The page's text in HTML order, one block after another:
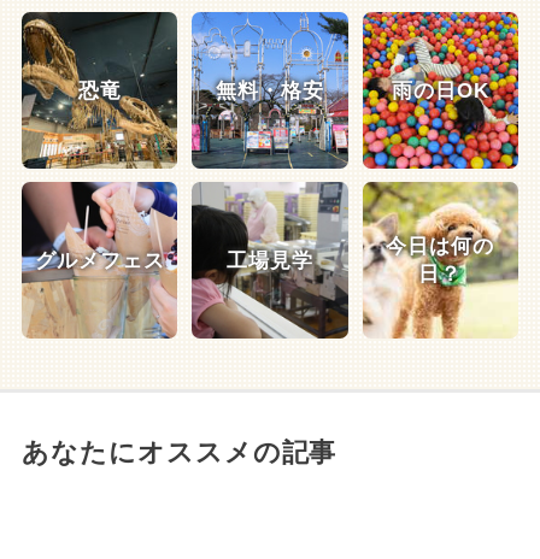
恐竜 無料・格安 雨の日OK
グルメフェス 工場見学
今日は何の
日？
あなたにオススメの記事